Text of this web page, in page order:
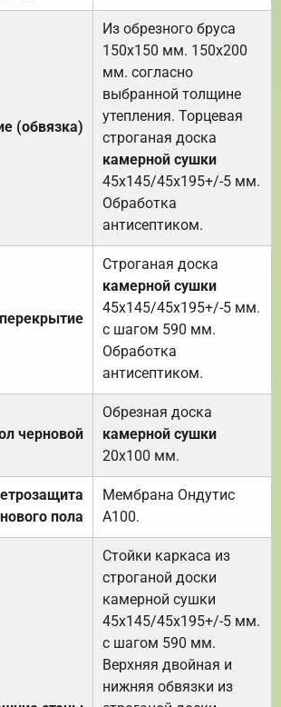
(обвязка)
Из обрезного бруса
150х150 мм. 150х200
мм. согласно
выбранной толщине
утепления. Торцевая
строганая доска
камерной сушки
45х145/45х195+/-5 мм.
Обработка
антисептиком.
Строганая доска
камерной сушки
45х145/45х195+/-5 мм.
с шагом 590 мм.
Обработка
антисептиком.
черновой
Обрезная доска
камерной сушки
20х100 мм.
пола
Мембрана Ондутис
А100.
Стойки каркаса из
строганой доски
камерной сушки
45х145/45х195+/-5 мм.
с шагом 590 мм.
Верхняя двойная и
нижняя обвязки из